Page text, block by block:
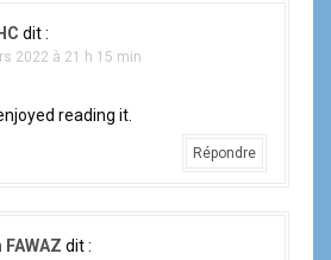
dit :
2022 à 21 h 15 min
reading it.
Répondre
FAWAZ dit :